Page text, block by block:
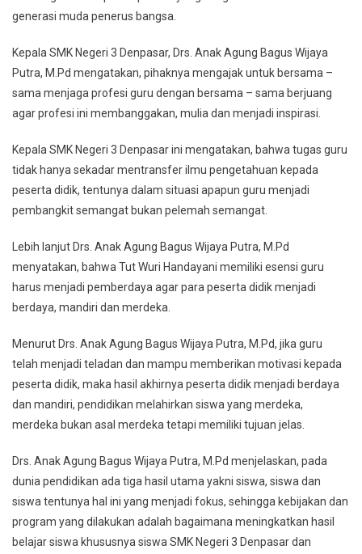
generasi muda penerus bangsa.
Kepala SMK Negeri 3 Denpasar, Drs. Anak Agung Bagus Wijaya
Putra, M.Pd mengatakan, pihaknya mengajak untuk bersama –
sama menjaga profesi guru dengan bersama – sama berjuang
agar profesi ini membanggakan, mulia dan menjadi inspirasi.
Kepala SMK Negeri 3 Denpasar ini mengatakan, bahwa tugas guru
tidak hanya sekadar mentransfer ilmu pengetahuan kepada
peserta didik, tentunya dalam situasi apapun guru menjadi
pembangkit semangat bukan pelemah semangat.
Lebih lanjut Drs. Anak Agung Bagus Wijaya Putra, M.Pd
menyatakan, bahwa Tut Wuri Handayani memiliki esensi guru
harus menjadi pemberdaya agar para peserta didik menjadi
berdaya, mandiri dan merdeka.
Menurut Drs. Anak Agung Bagus Wijaya Putra, M.Pd, jika guru
telah menjadi teladan dan mampu memberikan motivasi kepada
peserta didik, maka hasil akhirnya peserta didik menjadi berdaya
dan mandiri, pendidikan melahirkan siswa yang merdeka,
merdeka bukan asal merdeka tetapi memiliki tujuan jelas.
Drs. Anak Agung Bagus Wijaya Putra, M.Pd menjelaskan, pada
dunia pendidikan ada tiga hasil utama yakni siswa, siswa dan
siswa tentunya hal ini yang menjadi fokus, sehingga kebijakan dan
program yang dilakukan adalah bagaimana meningkatkan hasil
belajar siswa khususnya siswa SMK Negeri 3 Denpasar dan